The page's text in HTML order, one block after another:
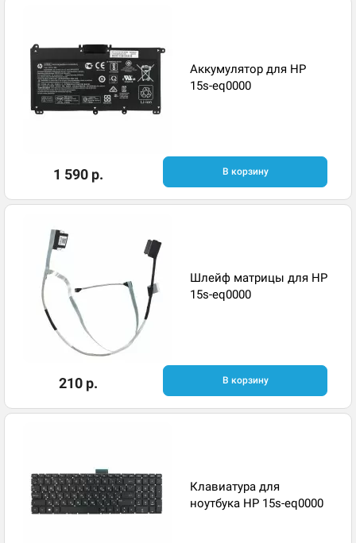
Аккумулятор для HP
15s-eq0000
1 590 р. В корзину
Шлейф матрицы для HP
15s-eq0000
210 р. В корзину
Клавиатура для
ноутбука HP 15s-eq0000